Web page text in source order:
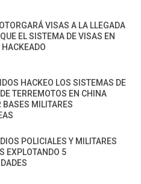
VISAS A LA LLEGADA
EL SISTEMA DE VISAS EN
HACKEADO
HACKEO LOS SISTEMAS DE
TERREMOTOS EN CHINA
BASES MILITARES
POLICIALES Y MILITARES
EXPLOTANDO 5